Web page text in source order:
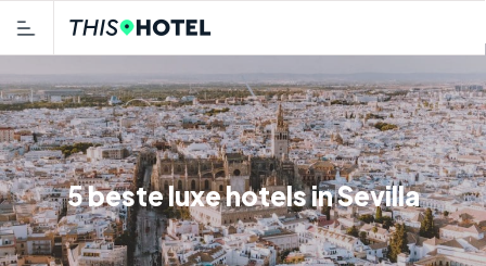
5 beste luxe hotels in Sevilla